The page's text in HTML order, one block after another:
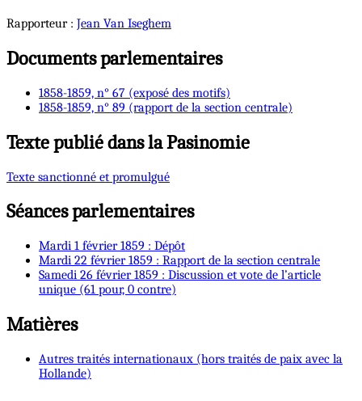
Rapporteur : Jean Van Iseghem
Documents parlementaires
1858-1859, n° 67 (exposé des motifs)
1858-1859, n° 89 (rapport de la section centrale)
Texte publié dans la Pasinomie
Texte sanctionné et promulgué
Séances parlementaires
Mardi 1 février 1859 : Dépôt
Mardi 22 février 1859 : Rapport de la section centrale
Samedi 26 février 1859 : Discussion et vote de l’article
unique (61 pour, 0 contre)
Matières
Autres traités internationaux (hors traités de paix avec la
Hollande)